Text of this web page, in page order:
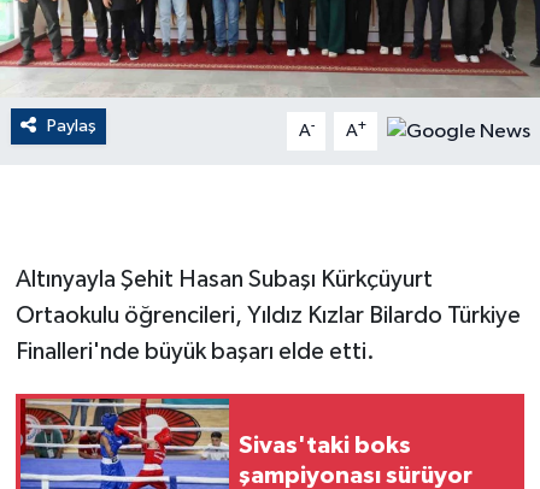
Paylaş A- A+
Altınyayla Şehit Hasan Subaşı Kürkçüyurt
Ortaokulu öğrencileri, Yıldız Kızlar Bilardo Türkiye
Finalleri'nde büyük başarı elde etti.
Sivas'taki boks
şampiyonası sürüyor
EĞİTİM
EKONOMİ
English News
Flaş Haber
Gayrimenkul
GENEL
GÜNDEM